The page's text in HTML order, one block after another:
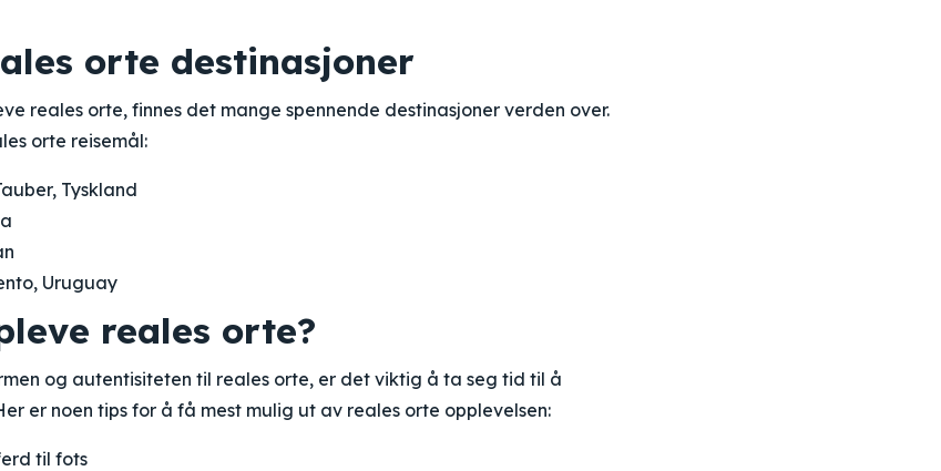
orte destinasjoner
reales orte, finnes det mange spennende destinasjoner verden over.
orte reisemål:
Tyskland
Uruguay
reales orte?
og autentisiteten til reales orte, er det viktig å ta seg tid til å
er noen tips for å få mest mulig ut av reales orte opplevelsen:
til fots